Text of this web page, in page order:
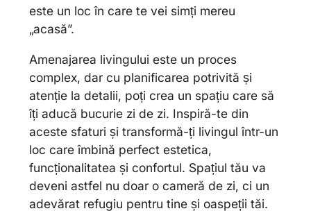
este un loc în care te vei simți mereu
„acasă”.
Amenajarea livingului este un proces
complex, dar cu planificarea potrivită și
atenție la detalii, poți crea un spațiu care să
îți aducă bucurie zi de zi. Inspiră-te din
aceste sfaturi și transformă-ți livingul într-un
loc care îmbină perfect estetica,
funcționalitatea și confortul. Spațiul tău va
deveni astfel nu doar o cameră de zi, ci un
adevărat refugiu pentru tine și oaspeții tăi.